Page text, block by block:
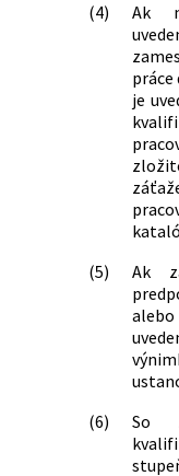
(4)
Ak
je
(5)
Ak
(6)
So